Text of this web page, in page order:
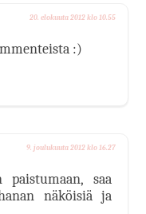
20. elokuuta 2012 klo 10.55
:)
9. joulukuuta 2012 klo 16.27
saa
näköisiä ja